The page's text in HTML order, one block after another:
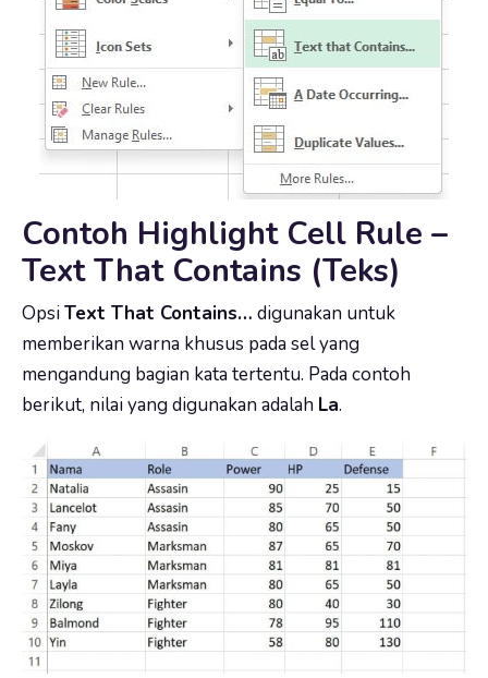
Contoh Highlight Cell Rule –
Text That Contains (Teks)
OpsiText That Contains… digunakan untuk
memberikan warna khusus pada sel yang
mengandung bagian kata tertentu. Pada contoh
berikut, nilai yang digunakan adalah La.